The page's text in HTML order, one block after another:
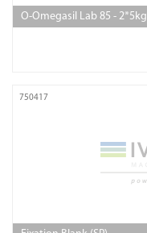
O-Omegasil Lab 85 - 2*5kg
750417